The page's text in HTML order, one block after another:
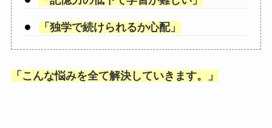
「 独学で続けられるか心配」
「 こんな悩みを全て解決していきます。 」